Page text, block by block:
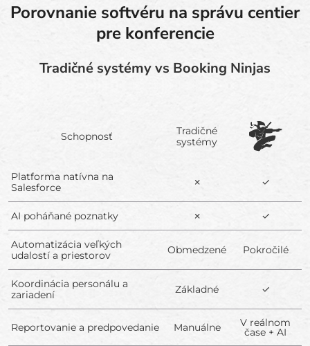
Porovnanie softvéru na správu centier
pre konferencie
Tradičné systémy vs Booking Ninjas
Schopnosť
Tradičné
systémy
Platforma natívna na
Salesforce
✗ ✓
AI poháňané poznatky ✗ ✓
Automatizácia veľkých
udalostí a priestorov
Obmedzené Pokročilé
Koordinácia personálu a
zariadení
Základné ✓
Reportovanie a predpovedanie Manuálne V reálnom
čase + AI